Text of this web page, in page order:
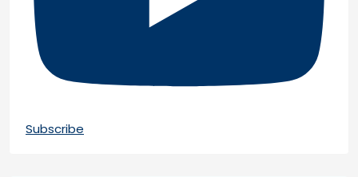
Subscribe